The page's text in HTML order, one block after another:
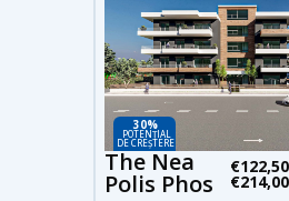
30%
DE CREȘTERE
POTENȚIAL
The Nea
Polis Phos